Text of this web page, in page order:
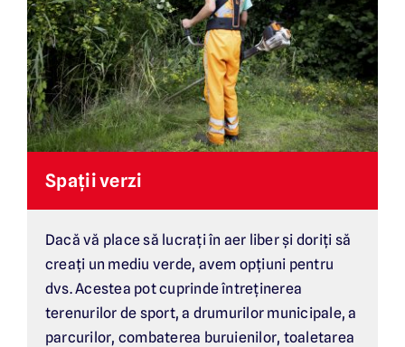
Spații verzi
Dacă vă place să lucrați în aer liber și doriți să
creați un mediu verde, avem opțiuni pentru
dvs. Acestea pot cuprinde întreținerea
terenurilor de sport, a drumurilor municipale, a
parcurilor, combaterea buruienilor, toaletarea